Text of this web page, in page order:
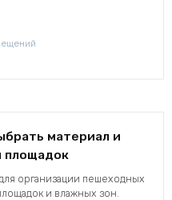
материал и
площадок
организации пешеходных
и влажных зон.